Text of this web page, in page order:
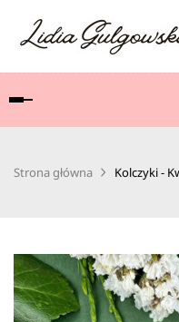
Toggle
navigation
Strona główna Kolczyki -